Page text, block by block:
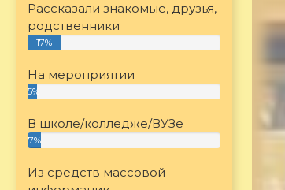
Рассказали знакомые, друзья,
родственники
17%
На мероприятии
5%
В школе/колледже/ВУЗе
7%
Из средств массовой